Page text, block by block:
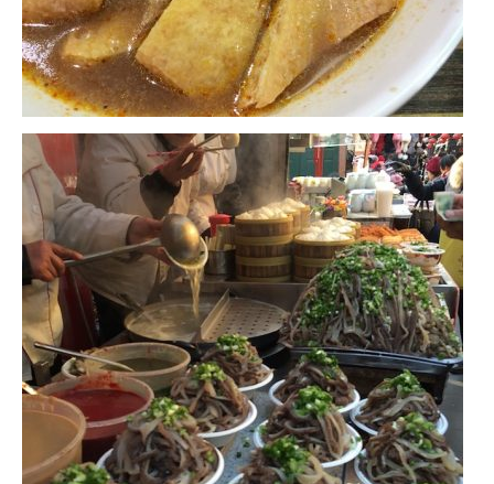
– Nice
– Paris
– La Réunion
JAPON
– Osaka
PÉROU
PORTUGAL
USA
– Los Angeles
VIETNAM